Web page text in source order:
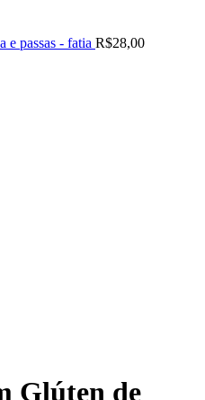
e passas - fatia R$28,00
Glúten de